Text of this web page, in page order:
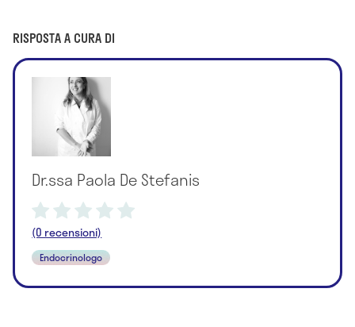
RISPOSTA A CURA DI
Dr.ssa Paola De Stefanis
(0 recensioni)
Endocrinologo